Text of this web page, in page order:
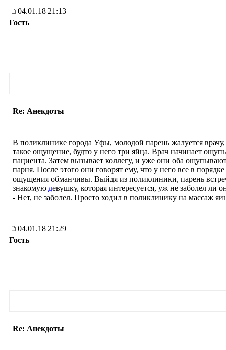
04.01.18 21:13
Гость
Re: Анекдоты
В поликлинике города Уфы, молодой парень жалуется врачу,
такое ощущение, будто у него три яйца. Врач начинает
пациента. Затем вызывает коллегу, и уже они оба
парня. После этого они говорят ему, что у него все в
ощущения обманчивы. Выйдя из поликлиники, парень
знакомую девушку, которая интересуется, уж не заболел ли
- Нет, не заболел. Просто ходил в поликлинику на массаж
04.01.18 21:29
Гость
Re: Анекдоты